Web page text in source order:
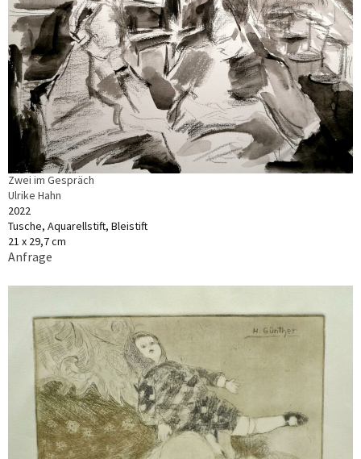
Zwei im Gespräch
Ulrike Hahn
2022
Tusche, Aquarellstift, Bleistift
21 x 29,7 cm
Anfrage